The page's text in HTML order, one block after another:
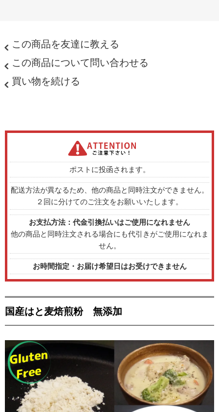
この商品を友達に教える
この商品について問い合わせる
買い物を続ける
ポストに投函されます。
配送方法が異なるため、他の商品と同時注文ができません。
２回に分けてのご注文をお願いいたします。
お支払方法：代金引換払いはご使用になれません
他の商品と同時注文される場合にも代引きがご使用になれま
せん。
お時間指定・お届け希望日はお受けできません
国産はと麦焙煎粉 無添加